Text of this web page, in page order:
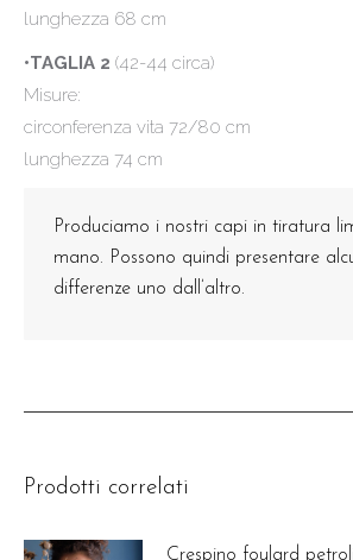
lunghezza 68 cm
•TAGLIA 2 (42-44 circa)
Misure:
circonferenza vita 72/80 cm
lunghezza 74 cm
Produciamo i nostri capi in tiratura
mano. Possono quindi presentare
differenze uno dall’altro.
Prodotti correlati
Crespino foulard